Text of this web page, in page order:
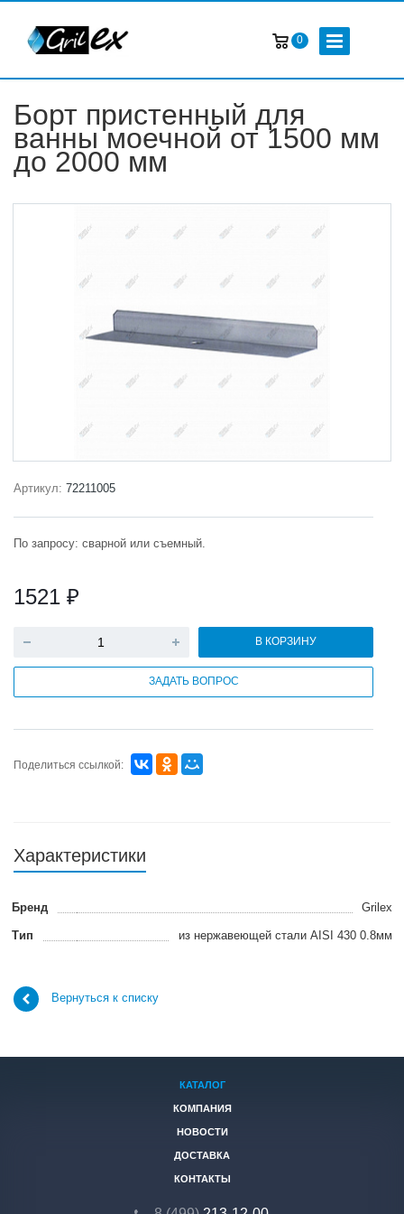
0
Борт пристенный для
ванны моечной от 1500 мм
до 2000 мм
Артикул: 72211005
По запросу: сварной или съемный.
1521 ₽
В КОРЗИНУ
ЗАДАТЬ ВОПРОС
Поделиться ссылкой:
Характеристики
Бренд Grilex
Тип из нержавеющей стали AISI 430 0.8мм
Вернуться к списку
КАТАЛОГ
КОМПАНИЯ
НОВОСТИ
ДОСТАВКА
КОНТАКТЫ